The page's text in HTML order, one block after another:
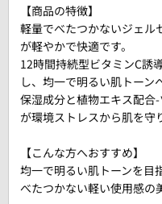
【商品の特徴】
軽量でべたつかないジェル
が軽やかで快適です。
12時間持続型ビタミンC誘
し、均一で明るい肌トーン
保湿成分と植物エキス配合
が環境ストレスから肌を守
【こんな方へおすすめ】
均一で明るい肌トーンを目
べたつかない軽い使用感の